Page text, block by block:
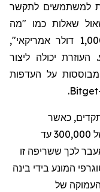
למשתמשים לתקשר
שאלות כמו "מה
ב-1,000 דולר אמריקאי",
העוזרת יכולה ליצור
על העדפות
Bitget
.
כאשר
צופה שריפת אסימונים בשיעור של 300,000 עד
מעבר לכך ששריפה זו
המונע בידי בינה
של